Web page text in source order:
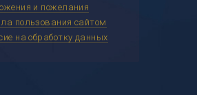
и пожелания
пользования сайтом
на обработку данных